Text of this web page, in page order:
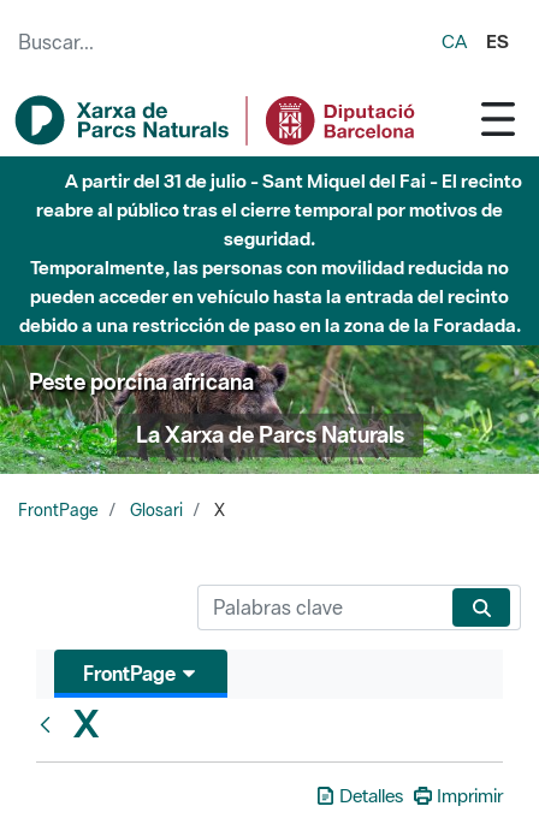
CA ES
A partir del 31 de julio - Sant Miquel del Fai - El recinto
reabre al público tras el cierre temporal por motivos de
seguridad.
Temporalmente, las personas con movilidad reducida no
pueden acceder en vehículo hasta la entrada del recinto
debido a una restricción de paso en la zona de la Foradada.
Peste porcina africana
La Xarxa de Parcs Naturals
FrontPage Glosari X
FrontPage
X
Detalles Imprimir